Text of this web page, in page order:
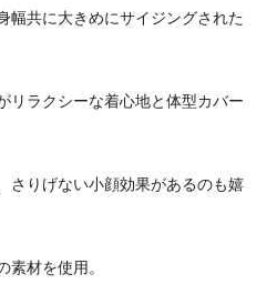
幅共に大きめにサイジングされた
リラクシーな着心地と体型カバー
さりげない小顔効果があるのも嬉
素材を使用。